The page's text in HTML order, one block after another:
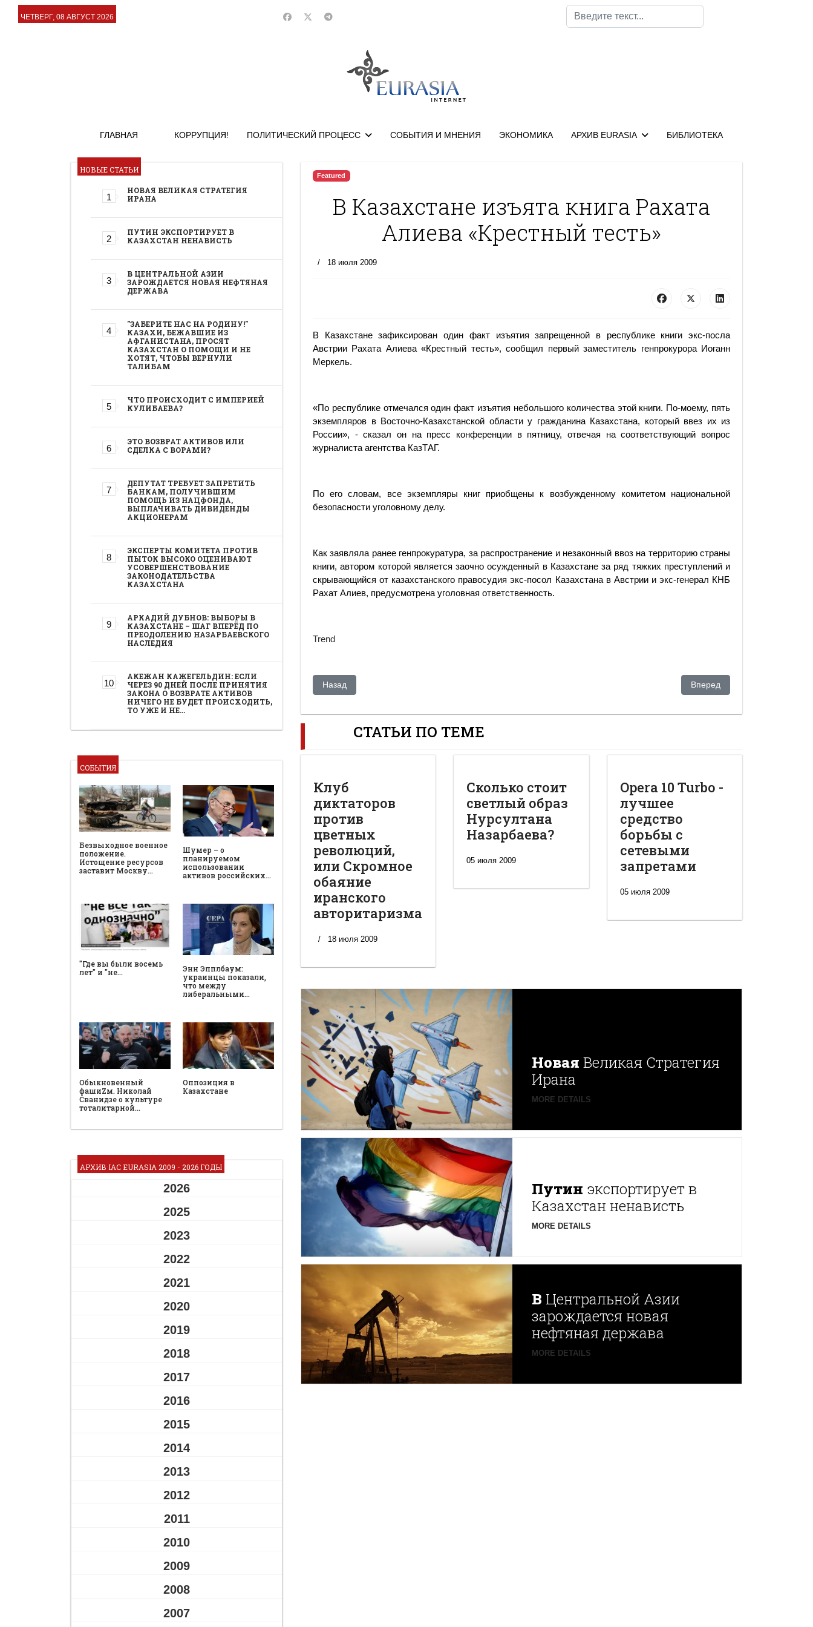
ЧЕТВЕРГ, 08 АВГУСТ 2026
Поиск
ГЛАВНАЯ КОРРУПЦИЯ! ПОЛИТИЧЕСКИЙ ПРОЦЕСС СОБЫТИЯ И МНЕНИЯ ЭКОНОМИКА АРХИВ EURASIA БИБЛИОТЕКА
НОВЫЕ СТАТЬИ
НОВАЯ ВЕЛИКАЯ СТРАТЕГИЯ
ИРАНА
ПУТИН ЭКСПОРТИРУЕТ В
КАЗАХСТАН НЕНАВИСТЬ
В ЦЕНТРАЛЬНОЙ АЗИИ
ЗАРОЖДАЕТСЯ НОВАЯ НЕФТЯНАЯ
ДЕРЖАВА
"ЗАБЕРИТЕ НАС НА РОДИНУ!"
КАЗАХИ, БЕЖАВШИЕ ИЗ
АФГАНИСТАНА, ПРОСЯТ
КАЗАХСТАН О ПОМОЩИ И НЕ
ХОТЯТ, ЧТОБЫ ВЕРНУЛИ
ТАЛИБАМ
ЧТО ПРОИСХОДИТ С ИМПЕРИЕЙ
КУЛИБАЕВА?
ЭТО ВОЗВРАТ АКТИВОВ ИЛИ
СДЕЛКА С ВОРАМИ?
ДЕПУТАТ ТРЕБУЕТ ЗАПРЕТИТЬ
БАНКАМ, ПОЛУЧИВШИМ
ПОМОЩЬ ИЗ НАЦФОНДА,
ВЫПЛАЧИВАТЬ ДИВИДЕНДЫ
АКЦИОНЕРАМ
ЭКСПЕРТЫ КОМИТЕТА ПРОТИВ
ПЫТОК ВЫСОКО ОЦЕНИВАЮТ
УСОВЕРШЕНСТВОВАНИЕ
ЗАКОНОДАТЕЛЬСТВА
КАЗАХСТАНА
АРКАДИЙ ДУБНОВ: ВЫБОРЫ В
КАЗАХСТАНЕ – ШАГ ВПЕРЁД ПО
ПРЕОДОЛЕНИЮ НАЗАРБАЕВСКОГО
НАСЛЕДИЯ
АКЕЖАН КАЖЕГЕЛЬДИН: ЕСЛИ
ЧЕРЕЗ 90 ДНЕЙ ПОСЛЕ ПРИНЯТИЯ
ЗАКОНА О ВОЗВРАТЕ АКТИВОВ
НИЧЕГО НЕ БУДЕТ ПРОИСХОДИТЬ,
ТО УЖЕ И НЕ…
СОБЫТИЯ
Безвыходное военное
положение.
Истощение ресурсов
заставит Москву…
Шумер – о
планируемом
использовании
активов российских…
"Где вы были восемь
лет" и "не…
Энн Эпплбаум:
украинцы показали,
что между
либеральными…
Обыкновенный
фашиZм. Николай
Сванидзе о культуре
тоталитарной…
Оппозиция в
Казахстане
АРХИВ IAC EURASIA 2009 - 2026 ГОДЫ
2026
2025
2023
2022
2021
2020
2019
2018
2017
2016
2015
2014
2013
2012
2011
2010
2009
2008
2007
Featured
В Казахстане изъята книга Рахата
Алиева «Крестный тесть»
18 июля 2009
В Казахстане зафиксирован один факт изъятия запрещенной в республике книги экс-посла
Австрии Рахата Алиева «Крестный тесть», сообщил первый заместитель генпрокурора Иоганн
Меркель.
«По республике отмечался один факт изъятия небольшого количества этой книги. По-моему, пять
экземпляров в Восточно-Казахстанской области у гражданина Казахстана, который ввез их из
России», - сказал он на пресс конференции в пятницу, отвечая на соответствующий вопрос
журналиста агентства КазТАГ.
По его словам, все экземпляры книг приобщены к возбужденному комитетом национальной
безопасности уголовному делу.
Как заявляла ранее генпрокуратура, за распространение и незаконный ввоз на территорию страны
книги, автором которой является заочно осужденный в Казахстане за ряд тяжких преступлений и
скрывающийся от казахстанского правосудия экс-посол Казахстана в Австрии и экс-генерал КНБ
Рахат Алиев, предусмотрена уголовная ответственность.
Trend
Предыдущий: Арестованы первые пять книг «Крестный тесть». Алиев ее написал для суда над Назарбаевым.
Назад Следующий: Клуб диктаторов
Вперед
СТАТЬИ ПО ТЕМЕ
Клуб
диктаторов
против
цветных
революций,
или Скромное
обаяние
иранского
авторитаризма
18 июля 2009
Сколько стоит
светлый образ
Нурсултана
Назарбаева?
05 июля 2009
Opera 10 Turbo -
лучшее
средство
борьбы с
сетевыми
запретами
05 июля 2009
Новая Великая Стратегия
Ирана
MORE DETAILS
Путин экспортирует в
Казахстан ненависть
MORE DETAILS
В Центральной Азии
зарождается новая
нефтяная держава
MORE DETAILS